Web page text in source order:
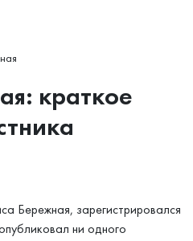
краткое
Бережная, зарегистрировался
ни одного